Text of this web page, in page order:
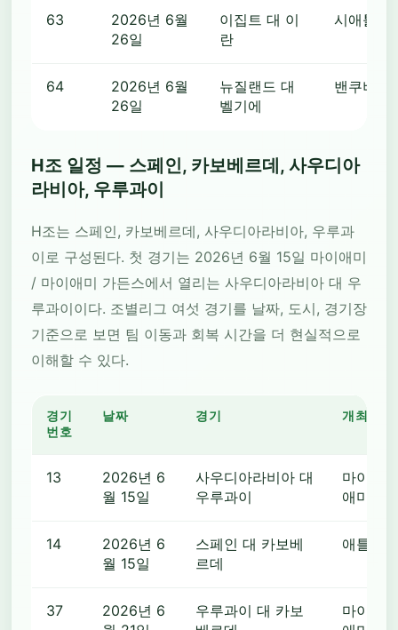
63
2026년 6월
26일
이집트 대 이
란
시애틀
64
2026년 6월
26일
뉴질랜드 대
벨기에
밴쿠버
H조 일정 — 스페인, 카보베르데, 사우디아
라비아, 우루과이
H조는 스페인, 카보베르데, 사우디아라비아, 우루과
이로 구성된다. 첫 경기는 2026년 6월 15일 마이애미
/ 마이애미 가든스에서 열리는 사우디아라비아 대 우
루과이이다. 조별리그 여섯 경기를 날짜, 도시, 경기장
기준으로 보면 팀 이동과 회복 시간을 더 현실적으로
이해할 수 있다.
경기
번호
날짜 경기 개최 도
13
2026년 6
월 15일
사우디아라비아 대
우루과이
마이애
애미 가
14
2026년 6
월 15일
스페인 대 카보베
르데
애틀랜타
37
2026년 6
우루과이 대 카보
마이애